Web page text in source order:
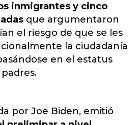
inmigrantes y cinco
que argumentaron
el riesgo de que se les
la ciudadanía
en el estatus
por Joe Biden, emitió